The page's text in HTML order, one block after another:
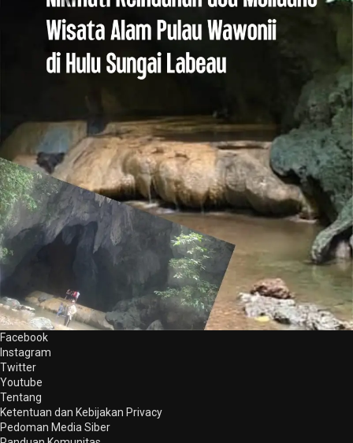
Facebook
Instagram
Twitter
Youtube
Tentang
Ketentuan dan Kebijakan Privacy
Pedoman Media Siber